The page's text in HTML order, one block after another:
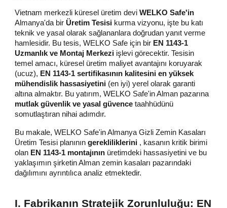
Vietnam merkezli küresel üretim deviWELKO Safe'in
Almanya'da bir Üretim Tesisi kurma vizyonu, işte bu katı
teknik ve yasal olarak sağlananlara doğrudan yanıt verme
hamlesidir. Bu tesis, WELKO Safe için bir EN 1143-1
Uzmanlık ve Montaj Merkezi işlevi görecektir. Tesisin
temel amacı, küresel üretim maliyet avantajını koruyarak
(ucuz), EN 1143-1 sertifikasının kalitesini en yüksek
mühendislik hassasiyetini (en iyi) yerel olarak garanti
altına almaktır. Bu yatırım, WELKO Safe'in Alman pazarına
mutlak güvenlik ve yasal güvence taahhüdünü
somutlaştıran nihai adımdır.
Bu makale, WELKO Safe'in Almanya Gizli Zemin Kasaları
Üretim Tesisi planınıngerekliliklerini , kasanın kritik birimi
olan EN 1143-1 montajının üretimdeki hassasiyetini ve bu
yaklaşımın şirketin Alman zemin kasaları pazarındaki
dağılımını ayrıntılıca analiz etmektedir.
I. Fabrikanın Stratejik Zorunluluğu: EN